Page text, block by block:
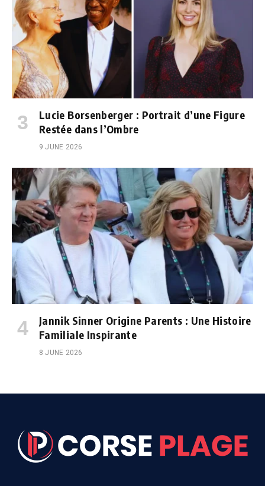
Lucie Borsenberger : Portrait d’une Figure
Restée dans l’Ombre
9 JUNE 2026
Jannik Sinner Origine Parents : Une Histoire
Familiale Inspirante
8 JUNE 2026